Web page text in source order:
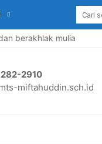
berakhlak mulia
2910
miftahuddin.sch.id